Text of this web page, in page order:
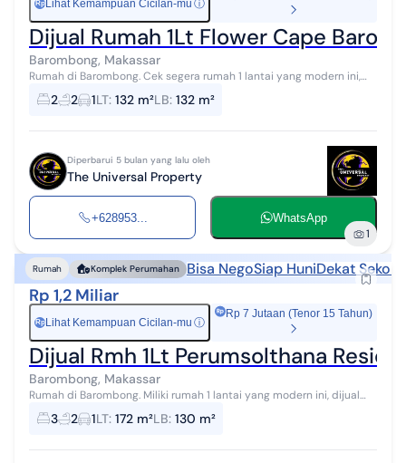
Rp Lihat Kemampuan Cicilan-mu ⓘ
Dijual Rumah 1Lt Flower Cape
Barombong, Makassar
Rumah di Barombong. Cek segera rumah 1 lantai yang modern ini,
dijual dengan pemandangan indah yang menambah nilai estetika
di lingkungan hunian....
2 2 1LT: 132 m²LB: 132 m²
Diperbarui 5 bulan yang lalu oleh
The Universal Property
+628953... WhatsApp
1
Rumah Komplek Perumahan Bisa NegoSiap HuniDekat
Rp 1,2 Miliar
Rp Lihat Kemampuan Cicilan-mu ⓘ
Rp 7 Jutaan (Tenor 15 Tahun)
Dijual Rmh 1Lt Perumsolthana
Barombong, Makassar
Rumah di Barombong. Miliki rumah 1 lantai yang modern ini, dijual
dengan pemandangan asri yang menambah nilai estetika di
lingkungan hunian. Ruma...
3 2 1LT: 172 m²LB: 130 m²